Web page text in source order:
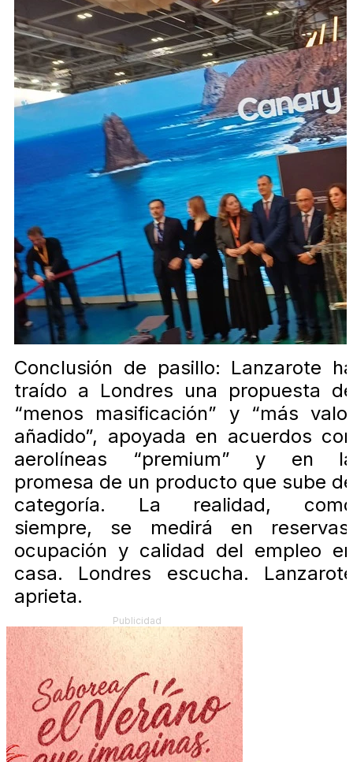
Conclusión de pasillo: Lanzarote
traído a Londres una propuesta
“menos masificación” y “más
añadido”, apoyada en acuerdos
aerolíneas “premium” y en
promesa de un producto que sube
categoría. La realidad,
siempre, se medirá en
ocupación y calidad del empleo
casa. Londres escucha.
aprieta.
Publicidad